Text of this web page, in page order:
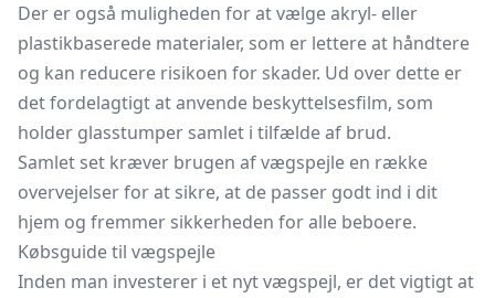
Der er også muligheden for at vælge akryl- eller
plastikbaserede materialer, som er lettere at håndtere
og kan reducere risikoen for skader. Ud over dette er
det fordelagtigt at anvende beskyttelsesfilm, som
holder glasstumper samlet i tilfælde af brud.
Samlet set kræver brugen af vægspejle en række
overvejelser for at sikre, at de passer godt ind i dit
hjem og fremmer sikkerheden for alle beboere.
Købsguide til vægspejle
Inden man investerer i et nyt vægspejl, er det vigtigt at